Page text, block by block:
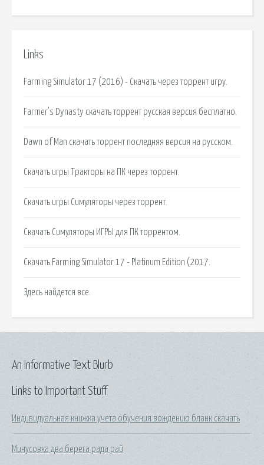
Links
Farming Simulator 17 (2016) - Скачать через торрент игру.
Farmer's Dynasty скачать торрент русская версия бесплатно.
Dawn of Man скачать торрент последняя версия на русском.
Скачать игры Тракторы на ПК через торрент.
Скачать игры Симуляторы через торрент.
Скачать Симуляторы ИГРЫ для ПК торрентом.
Скачать Farming Simulator 17 - Platinum Edition (2017.
Здесь найдется все.
Links to Important Stuff
Индивидуальная книжка учета обучения вождению бланк скачать
Минусовка два берега рада рай
An Informative Text Blurb